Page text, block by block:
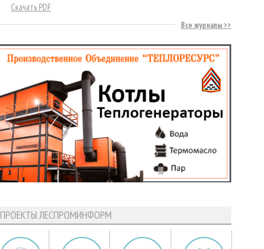
Скачать PDF
Все журналы
ПРОЕКТЫ ЛЕСПРОМИНФОРМ